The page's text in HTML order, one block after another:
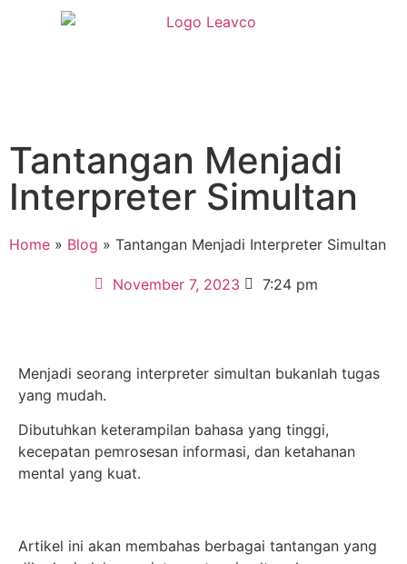
Tantangan Menjadi
Interpreter Simultan
Home » Blog » Tantangan Menjadi Interpreter Simultan
November 7, 2023 7:24 pm
Menjadi seorang interpreter simultan bukanlah tugas
yang mudah.
Dibutuhkan keterampilan bahasa yang tinggi,
kecepatan pemrosesan informasi, dan ketahanan
mental yang kuat.
Artikel ini akan membahas berbagai tantangan yang